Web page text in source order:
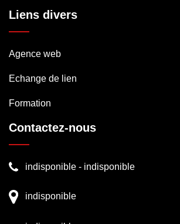
Liens divers
Agence web
Echange de lien
Formation
Contactez-nous
indisponible - indisponible
indisponible